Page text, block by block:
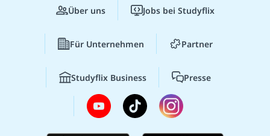
Über uns Jobs bei Studyflix
Für Unternehmen Partner
Studyflix Business Presse